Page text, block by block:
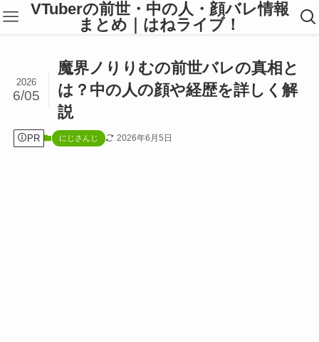
VTuberの前世・中の人・顔バレ情報
まとめ｜はねライブ！
魔界ノりりむの前世バレの真相と
は？中の人の顔や経歴を詳しく解
説
2026
6/05
PR にじさんじ 2026年6月5日